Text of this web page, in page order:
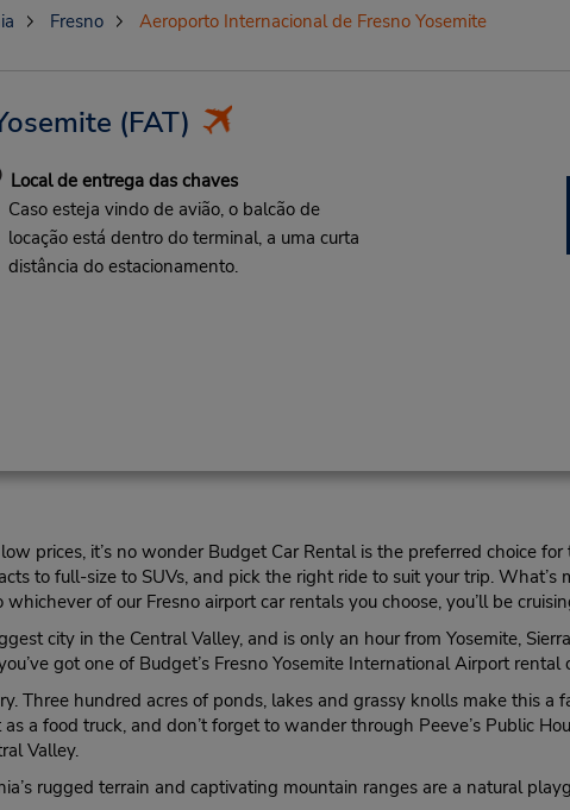
Fresno Aeroporto Internacional de Fresno Yosemite
(FAT)
Local de entrega das chaves
Caso esteja vindo de avião, o balcão de
locação está dentro do terminal, a uma curta
distância do estacionamento.
prices, it’s no wonder Budget Car Rental is the preferred choice
to full-size to SUVs, and pick the right ride to suit your trip. What’s
of our Fresno airport car rentals you choose, you’ll be
city in the Central Valley, and is only an hour from Yosemite,
got one of Budget’s Fresno Yosemite International Airport rental
Three hundred acres of ponds, lakes and grassy knolls make this a
a food truck, and don’t forget to wander through Peeve’s Public
Valley.
rugged terrain and captivating mountain ranges are a natural